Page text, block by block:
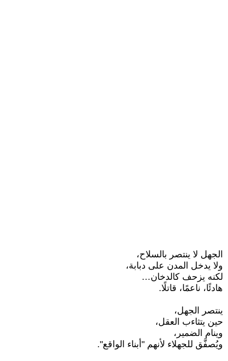
الجهل لا ينتصر بالسلاح،
ولا يدخل المدن على دبابة،
لكنه يزحف كالدخان…
هادئًا، ناعمًا، قاتلًا.
ينتصر الجهل،
حين يتثاءب العقل،
وينام الضمير،
ويُصفَّق للجهلاء لأنهم "أبناء الواقع".